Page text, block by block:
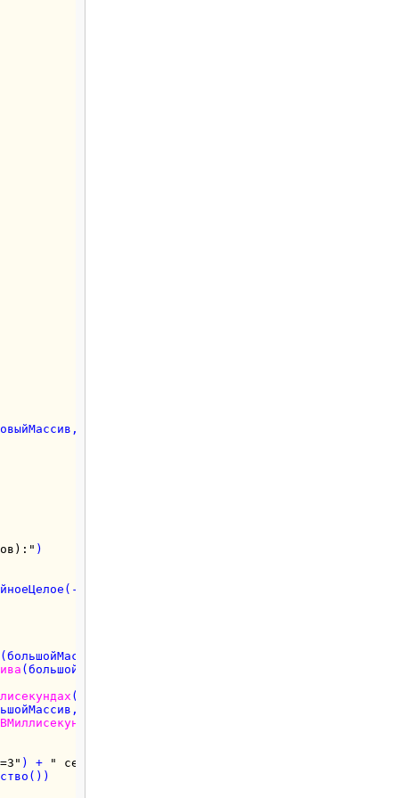
)
КвоЭлементов/
(большойМассив,
(большойМассив, КвоЭлементов-
()
) + " секунд"